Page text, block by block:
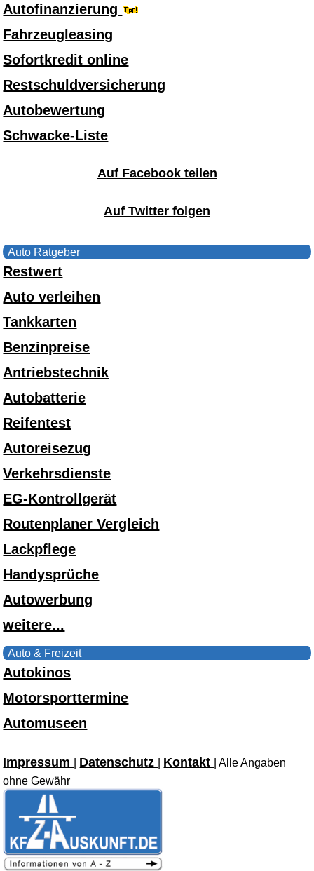
Autofinanzierung
Fahrzeugleasing
Sofortkredit online
Restschuldversicherung
Autobewertung
Schwacke-Liste
Auf Facebook teilen
Auf Twitter folgen
Auto Ratgeber
Restwert
Auto verleihen
Tankkarten
Benzinpreise
Antriebstechnik
Autobatterie
Reifentest
Autoreisezug
Verkehrsdienste
EG-Kontrollgerät
Routenplaner Vergleich
Lackpflege
Handysprüche
Autowerbung
weitere...
Auto & Freizeit
Autokinos
Motorsporttermine
Automuseen
Impressum Datenschutz Kontakt
| Alle Angaben
ohne Gewähr